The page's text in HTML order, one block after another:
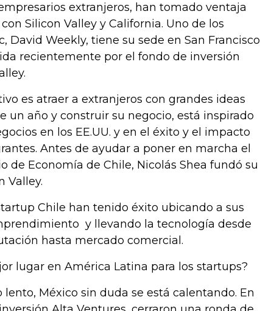
extranjeros, han tomado ventaja
Silicon Valley y California. Uno de los
David Weekly, tiene su sede en San Francisco
recientemente por el fondo de inversión
es atraer a extranjeros con grandes ideas
un año y construir su negocio, está inspirado
en los EE.UU. y en el éxito y el impacto
Antes de ayudar a poner en marcha el
de Economía de Chile, Nicolás Shea fundó su
Valley.
Chile han tenido éxito ubicando a sus
y llevando la tecnología desde
hasta mercado comercial.
lugar en América Latina para los startups?
México sin duda se está calentando. En